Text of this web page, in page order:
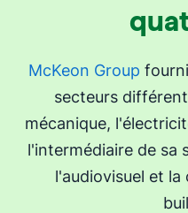
McKeon Group
secteurs
mécanique,
l'intermédiaire de sa
l'audiovisuel et